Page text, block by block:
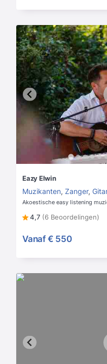
Eazy Elwin
Muzikanten, Zanger,
Akoestische easy listening
4,7 (6 Beoordelingen)
Vanaf € 550